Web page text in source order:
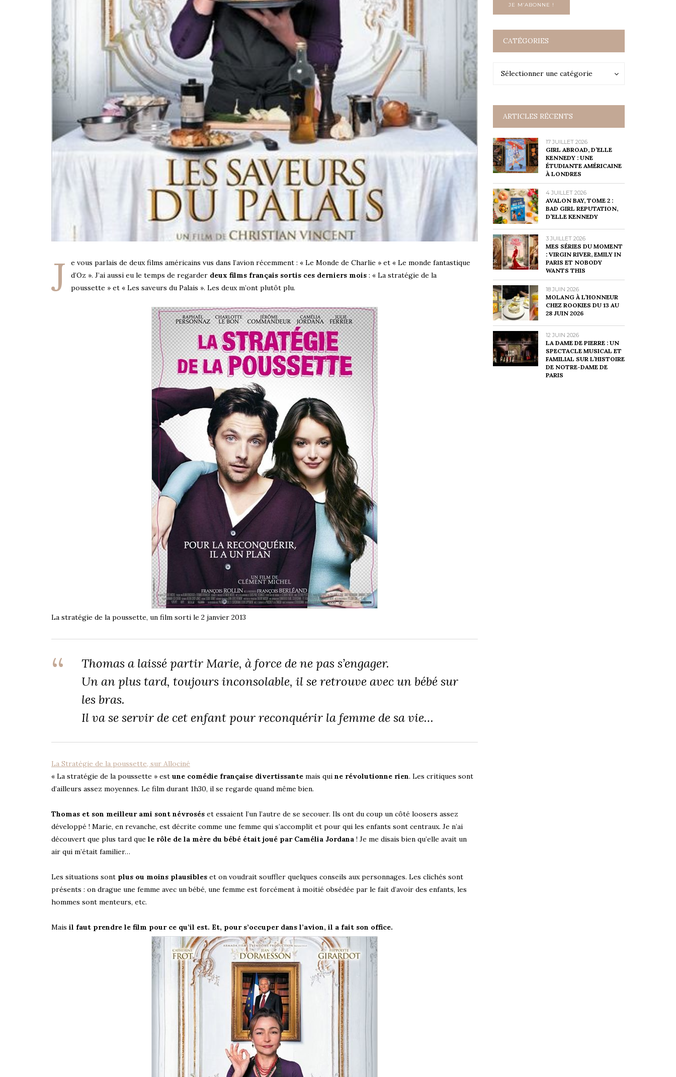
J
e vous parlais de deux films américains vus dans l’avion récemment : « Le Monde de Charlie » et « Le monde fantastique
d’Oz ». J’ai aussi eu le temps de regarder deux films français sortis ces derniers mois : « La stratégie de la
poussette » et « Les saveurs du Palais ». Les deux m’ont plutôt plu.
La stratégie de la poussette, un film sorti le 2 janvier 2013
Thomas a laissé partir Marie, à force de ne pas s’engager.
Un an plus tard, toujours inconsolable, il se retrouve avec un bébé sur
les bras.
Il va se servir de cet enfant pour reconquérir la femme de sa vie…
La Stratégie de la poussette, sur Allociné
« La stratégie de la poussette » est une comédie française divertissante mais qui ne révolutionne rien. Les critiques sont
d’ailleurs assez moyennes. Le film durant 1h30, il se regarde quand même bien.
Thomas et son meilleur ami sont névrosés et essaient l’un l’autre de se secouer. Ils ont du coup un côté loosers assez
développé ! Marie, en revanche, est décrite comme une femme qui s’accomplit et pour qui les enfants sont centraux. Je n’ai
découvert que plus tard que le rôle de la mère du bébé était joué par Camélia Jordana ! Je me disais bien qu’elle avait un
air qui m’était familier…
Les situations sont plus ou moins plausibles et on voudrait souffler quelques conseils aux personnages. Les clichés sont
présents : on drague une femme avec un bébé, une femme est forcément à moitié obsédée par le fait d’avoir des enfants, les
hommes sont menteurs, etc.
Mais il faut prendre le film pour ce qu’il est. Et, pour s’occuper dans l’avion, il a fait son office.
CATÉGORIES
Sélectionner une catégorie
Catégories
ARTICLES RÉCENTS
17 JUILLET 2026
GIRL ABROAD, D’ELLE
KENNEDY : UNE
ÉTUDIANTE AMÉRICAINE
À LONDRES
4 JUILLET 2026
AVALON BAY, TOME 2 :
BAD GIRL REPUTATION,
D’ELLE KENNEDY
3 JUILLET 2026
MES SÉRIES DU MOMENT
: VIRGIN RIVER, EMILY IN
PARIS ET NOBODY
WANTS THIS
18 JUIN 2026
MOLANG À L’HONNEUR
CHEZ ROOKIES DU 13 AU
28 JUIN 2026
12 JUIN 2026
LA DAME DE PIERRE : UN
SPECTACLE MUSICAL ET
FAMILIAL SUR L’HISTOIRE
DE NOTRE-DAME DE
PARIS